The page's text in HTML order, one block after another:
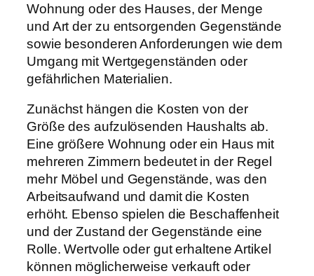
Wohnung oder des Hauses, der Menge
und Art der zu entsorgenden Gegenstände
sowie besonderen Anforderungen wie dem
Umgang mit Wertgegenständen oder
gefährlichen Materialien.
Zunächst hängen die Kosten von der
Größe des aufzulösenden Haushalts ab.
Eine größere Wohnung oder ein Haus mit
mehreren Zimmern bedeutet in der Regel
mehr Möbel und Gegenstände, was den
Arbeitsaufwand und damit die Kosten
erhöht. Ebenso spielen die Beschaffenheit
und der Zustand der Gegenstände eine
Rolle. Wertvolle oder gut erhaltene Artikel
können möglicherweise verkauft oder